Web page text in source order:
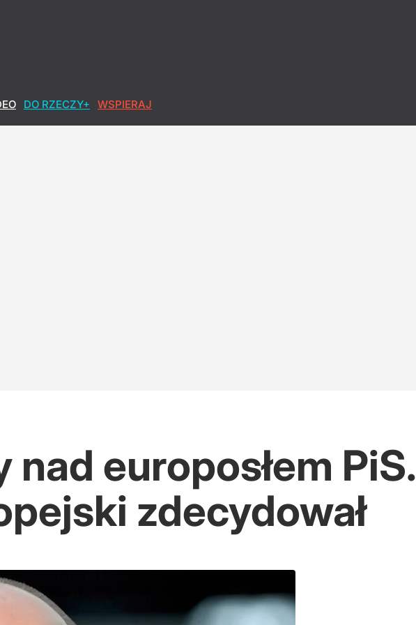
DO RZECZY+ WSPIERAJ
co robi, wychodzi z jego serca"
europosłem PiS.
zdecydował